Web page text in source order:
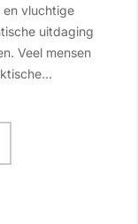
en vluchtige
uitdaging
Veel mensen